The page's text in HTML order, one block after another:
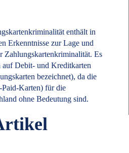
enthält in
Erkenntnisse zur Lage und
Es
auf Debit- und Kreditkarten
bezeichnet), da die
Karten) für die
ohne Bedeutung sind.